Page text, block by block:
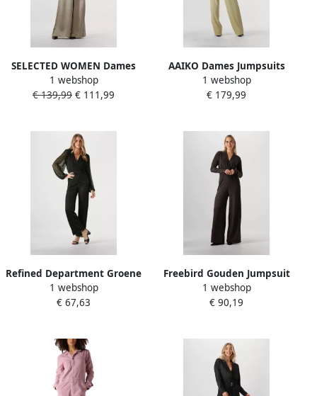
SELECTED WOMEN Dames
Jumpsuits Slfselene Sl Wide
Leg Jumpsuit Metallic
1 webshop
€ 139,99 € 111,99
AAIKO Dames Jumpsuits
Nikia Pes 681 Groen
1 webshop
€ 179,99
Refined Department Groene
Kitt Jumpsuit voor vrouwen
Green Dames
1 webshop
€ 67,63
Freebird Gouden Jumpsuit
Vasili voor Dames Yellow
Dames
1 webshop
€ 90,19